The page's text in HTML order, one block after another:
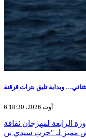
وبداية تليق بتراث قرقنة
6 أوت 2026، 18:30
الرابعة لمهرجان ثقافة
مميز لـ "حزب سيدي بن